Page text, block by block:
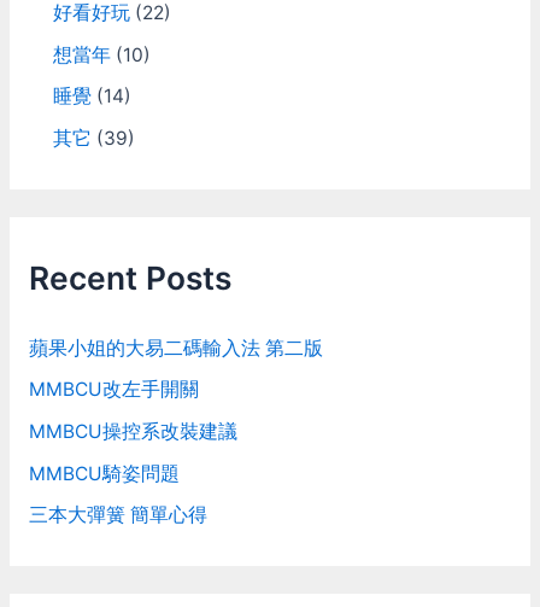
好看好玩(22)
想當年(10)
睡覺(14)
其它 (39)
Recent Posts
蘋果小姐的大易二碼輸入法 第二版
MMBCU改左手開關
MMBCU操控系改裝建議
MMBCU騎姿問題
三本大彈簧 簡單心得